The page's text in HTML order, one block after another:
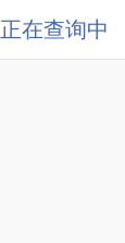
正在查询中